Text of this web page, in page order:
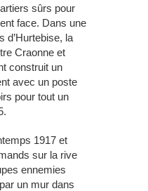
sûrs pour
face. Dans une
d’Hurtebise, la
Craonne et
construit un
avec un poste
pour tout un
1917 et
sur la rive
ennemies
un mur dans